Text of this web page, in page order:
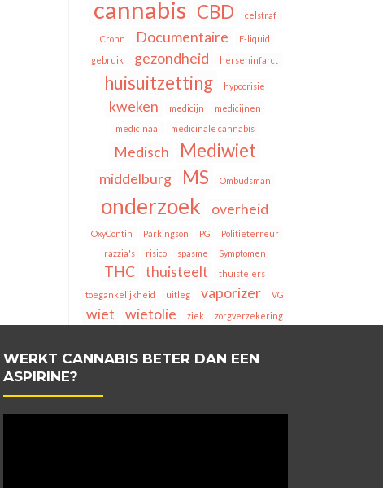
cannabis CBD celstraf
Crohn Documentaire
E-liquid
gebruik
gezondheid herseninfarct
huisuitzetting hypocrisie
kweken medicijn
medicijnen
medicinaal
medicinale cannabis
Medisch Mediwiet
middelburg MS Ombudsman
onderzoek overheid
OxyContin Parkingson PG
Politieterreur
razzia's
risico spasme Symptomen
THC thuisteelt
thuistelers
toegankelijkheid
uitleg vaporizer VG
wiet wietolie ziek zorgverzekering
WERKT CANNABIS BETER DAN EEN
ASPIRINE?